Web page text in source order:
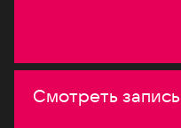
Смотреть запись